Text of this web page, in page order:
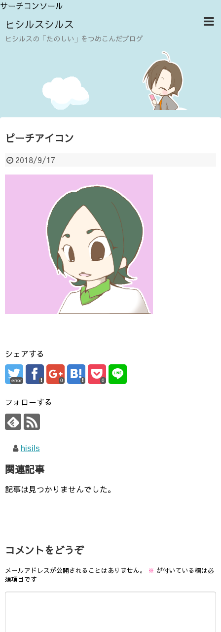
サーチコンソール
ヒシルスシルス
ヒシルスの「たのしい」をつめこんだブログ
ピーチアイコン
2018/9/17
シェアする
error 0 0
フォローする
hisils
関連記事
記事は見つかりませんでした。
コメントをどうぞ
メールアドレスが公開されることはありません。 ※ が付いている欄は必
須項目です